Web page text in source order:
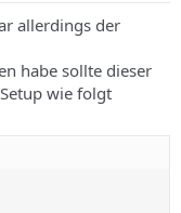
allerdings der
habe sollte dieser
wie folgt